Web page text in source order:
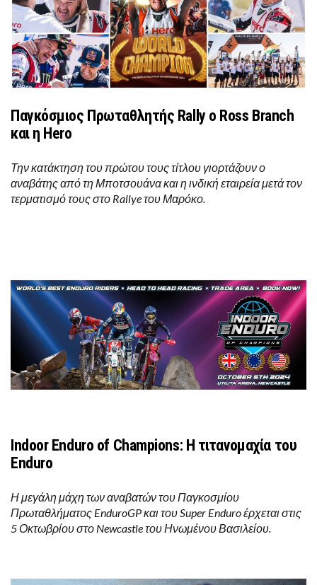
Παγκόσμιος Πρωταθλητής Rally o Ross Branch
και η Hero
Την κατάκτηση του πρώτου τους τίτλου γιορτάζουν ο
αναβάτης από τη Μποτσουάνα και η ινδική εταιρεία μετά τον
τερματισμό τους στο Rallye του Μαρόκο.
Indoor Enduro of Champions: Η τιτανομαχία του
Enduro
Η μεγάλη μάχη των αναβατών του Παγκοσμίου
Πρωταθλήματος EnduroGP και του Super Enduro έρχεται στις
5 Οκτωβρίου στο Newcastle του Ηνωμένου Βασιλείου.